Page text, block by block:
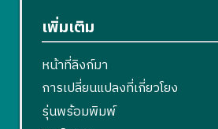
เพิ่มเติม
หน้าที่ลิงก์มา
การเปลี่ยนแปลงที่เกี่ยวโยง
รุ่นพร้อมพิมพ์